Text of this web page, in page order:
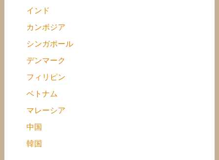
インド
カンボジア
シンガポール
デンマーク
フィリピン
ベトナム
マレーシア
中国
韓国